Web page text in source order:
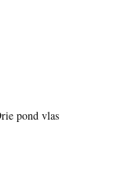
pond vlas